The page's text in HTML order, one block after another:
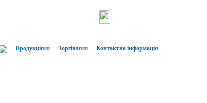
Продукція Торгівля Контактна інформація